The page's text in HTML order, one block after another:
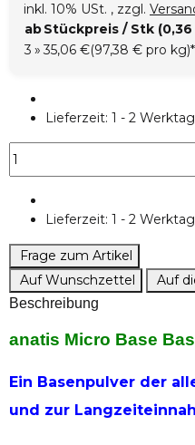
inkl. 10% USt. , zzgl.
abStückpreis / Stk (0,36
3 » 35,06 €(97,38 € pro kg)*
Lieferzeit: 1 - 2
Lieferzeit: 1 - 2
Frage zum Artikel
Auf Wunschzettel
Auf
Beschreibung
anatis Micro Base
Ein Basenpulver der
und zur